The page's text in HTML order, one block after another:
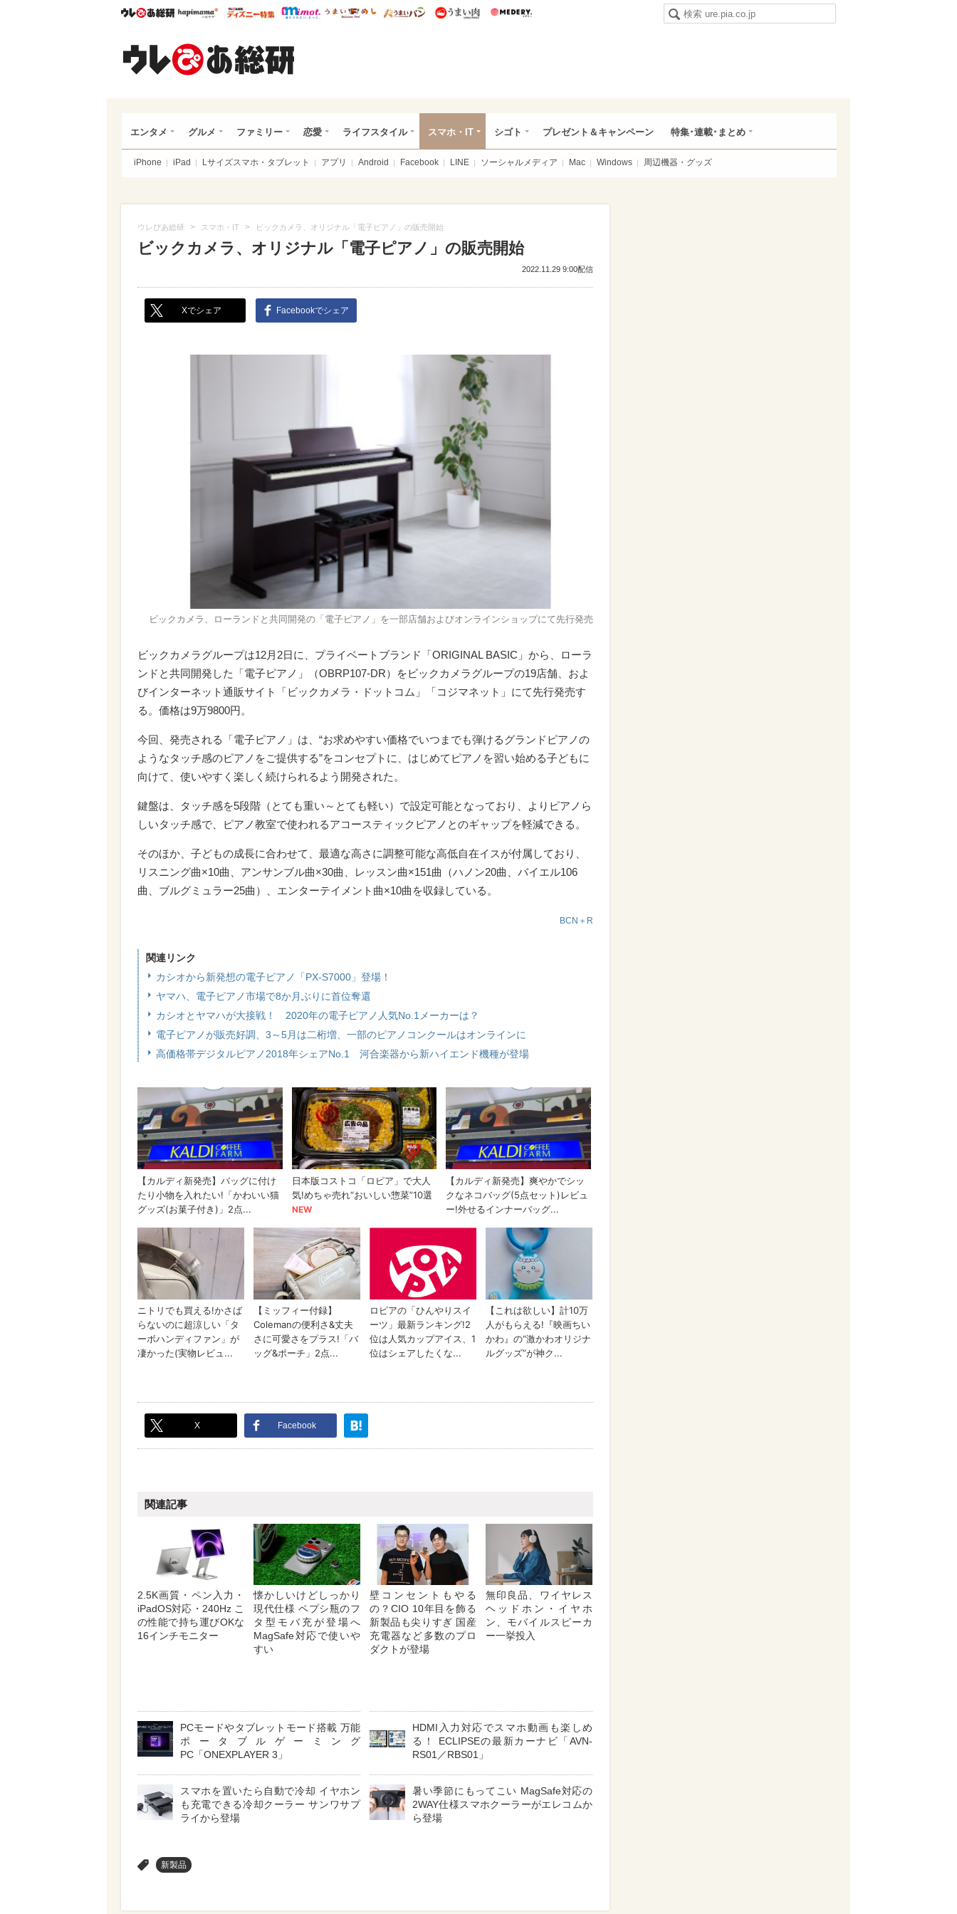
ウレぴあ総研ハピママ* ウレぴあ総研 ディズニー特集
mimot. うまいめし うまいパン うまい肉
エンタメ グルメ ファミリー 恋愛 ライフスタイル スマホ・IT シゴト プレゼント＆キャンペーン 特集･連載･まとめ
iPhone iPad Lサイズスマホ・タブレット アプリ Android Facebook LINE ソーシャルメディア Mac Windows 周辺機器・グッズ
ウレぴあ総研 > スマホ・IT > ビックカメラ、オリジナル「電子ピアノ」の販売開始
ビックカメラ、オリジナル「電子ピアノ」の販売開始
2022.11.29 9:00配信
Xでシェア Facebookでシェア
ビックカメラ、ローランドと共同開発の「電子ピアノ」を一部店舗およびオンラインショップにて先行発売
ビックカメラグループは12月2日に、プライベートブランド「ORIGINAL BASIC」から、ローラ
ンドと共同開発した「電子ピアノ」（OBRP107-DR）をビックカメラグループの19店舗、およ
びインターネット通販サイト「ビックカメラ・ドットコム」「コジマネット」にて先行発売す
る。価格は9万9800円。
今回、発売される「電子ピアノ」は、“お求めやすい価格でいつまでも弾けるグランドピアノの
ようなタッチ感のピアノをご提供する”をコンセプトに、はじめてピアノを習い始める子どもに
向けて、使いやすく楽しく続けられるよう開発された。
鍵盤は、タッチ感を5段階（とても重い～とても軽い）で設定可能となっており、よりピアノら
しいタッチ感で、ピアノ教室で使われるアコースティックピアノとのギャップを軽減できる。
そのほか、子どもの成長に合わせて、最適な高さに調整可能な高低自在イスが付属しており、
リスニング曲×10曲、アンサンブル曲×30曲、レッスン曲×151曲（ハノン20曲、バイエル106
曲、ブルグミュラー25曲）、エンターテイメント曲×10曲を収録している。
BCN＋R
関連リンク
カシオから新発想の電子ピアノ「PX-S7000」登場！
ヤマハ、電子ピアノ市場で8か月ぶりに首位奪還
カシオとヤマハが大接戦！ 2020年の電子ピアノ人気No.1メーカーは？
電子ピアノが販売好調、3～5月は二桁増、一部のピアノコンクールはオンラインに
高価格帯デジタルピアノ2018年シェアNo.1 河合楽器から新ハイエンド機種が登場
X Facebook
関連記事
2.5K画質・ペン入力・
iPadOS対応・240Hz こ
の性能で持ち運びOKな
16インチモニター
懐かしいけどしっかり
現代仕様 ペプシ瓶のフ
タ型モバ充が登場へ
MagSafe対応で使いや
すい
壁コンセントもやる
の？CIO 10年目を飾る
新製品も尖りすぎ 国産
充電器など多数のプロ
ダクトが登場
無印良品、ワイヤレス
ヘッドホン・イヤホ
ン、モバイルスピーカ
ー一挙投入
PCモードやタブレットモード搭載 万能
ポータブルゲーミング
PC「ONEXPLAYER 3」
HDMI入力対応でスマホ動画も楽しめ
る！ ECLIPSEの最新カーナビ「AVN-
RS01／RBS01」
スマホを置いたら自動で冷却 イヤホン
も充電できる冷却クーラー サンワサプ
ライから登場
暑い季節にもってこい MagSafe対応の
2WAY仕様スマホクーラーがエレコムか
ら登場
新製品